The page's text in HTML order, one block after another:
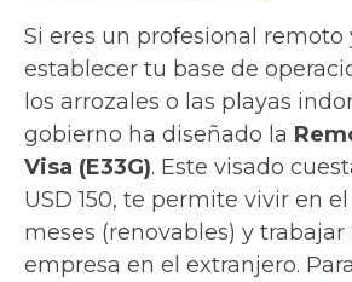
Si eres un profesional remoto
establecer tu base de
los arrozales o las playas
gobierno ha diseñado la
Visa (E33G). Este visado
USD 150, te permite vivir en
meses (renovables) y trabajar
empresa en el extranjero.